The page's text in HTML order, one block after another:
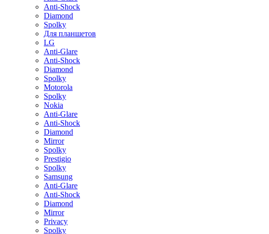
Anti-Shock
Diamond
Spolky
Для планшетов
LG
Anti-Glare
Anti-Shock
Diamond
Spolky
Motorola
Spolky
Nokia
Anti-Glare
Anti-Shock
Diamond
Mirror
Spolky
Prestigio
Spolky
Samsung
Anti-Glare
Anti-Shock
Diamond
Mirror
Privacy
Spolky